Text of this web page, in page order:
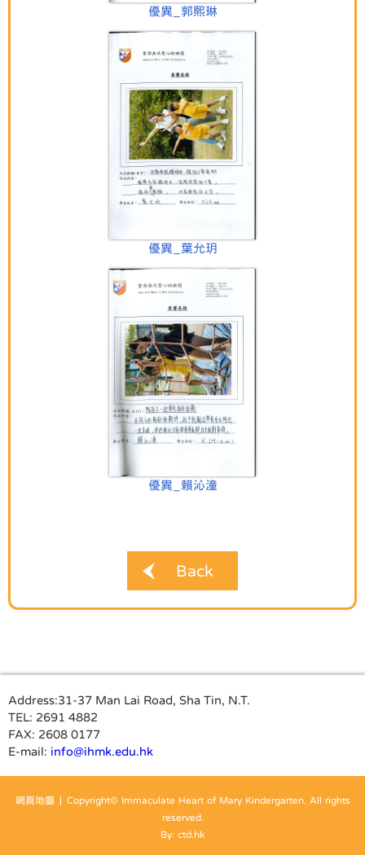
優異_郭熙琳
優異_葉允玥
優異_賴沁潼
Back
Address:31-37 Man Lai Road, Sha Tin, N.T.
TEL: 2691 4882
FAX: 2608 0177
E-mail: info@ihmk.edu.hk
網頁地圖 | Copyright© Immaculate Heart of Mary Kindergarten. All rights
reserved.
By: ctd.hk